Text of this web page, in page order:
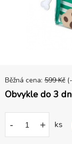
Běžná cena: 599 Kč (-
Obvykle do 3
- + ks